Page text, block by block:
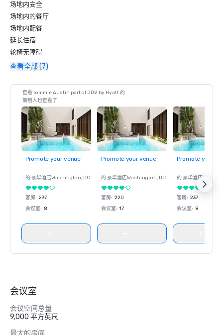
场地内安全
场地内的餐厅
场地内配餐
延长住宿
轮椅无障碍
查看全部 (7)
查看 tommie Austin part of JDV by Hyatt 的
策划人也查看了
Promote your venue
的 豪华酒店Washington, DC
客房: 237
会议室: 8
Promote your venue
的 豪华酒店Washington, DC
客房: 220
会议室: 17
Promote your
的 豪华酒店
客房: 237
会议室: 8
会议室
会议空间总量
9,000 平方英尺
最大的房间